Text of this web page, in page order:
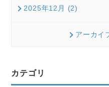
2025年12月 (2)
アーカイ
カテゴリ